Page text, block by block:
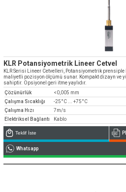
KLR Potansiyometrik Lineer Cetvel
KLR Serisi Lineer Cetvelleri, Potansiyometrik
maliyetli pozisyon ölçümü sunar. Kompakt dizayn ve
sahiptir. Opsiyonel geri itme yaylıdır.
Çözünürlük
<0,005 mm
Çalışma Sıcaklığı
-25°C ... +75°C
Çalışma Hızı
7m/s
Elektriksel Bağlantı
Kablo
Teklif İste
Whatsapp